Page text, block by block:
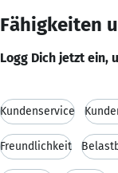
Fähigkeiten
Logg Dich jetzt ein,
Kundenservice
Freundlichkeit